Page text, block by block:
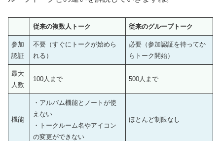
従来の複数人トーク 従来のグループトーク
参加
認証
不要（すぐにトークが始めら
れる）
必要（参加認証を待ってか
らトーク開始）
最大
人数
100人まで 500人まで
機能
・アルバム機能とノートが使
えない
・トークルーム名やアイコン
の変更ができない
ほとんど制限なし